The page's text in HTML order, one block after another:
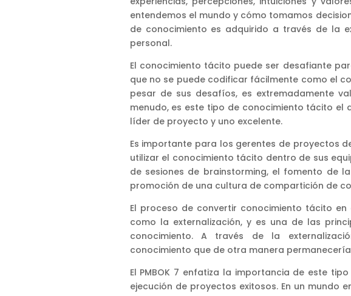
entendemos el mundo y cómo tomamos
de conocimiento es adquirido a través de la
personal.
El conocimiento tácito puede ser desafiante
que no se puede codificar fácilmente como el
pesar de sus desafíos, es extremadamente
menudo, es este tipo de conocimiento tácito el
líder de proyecto y uno excelente.
Es importante para los gerentes de proyectos
utilizar el conocimiento tácito dentro de sus
de sesiones de brainstorming, el fomento de
promoción de una cultura de compartición de
El proceso de convertir conocimiento tácito
como la externalización, y es una de las
conocimiento. A través de la
conocimiento que de otra manera
El PMBOK 7 enfatiza la importancia de este
ejecución de proyectos exitosos. En un mundo